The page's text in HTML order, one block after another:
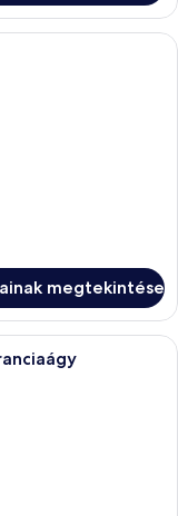
szoba íróasztallal, két
megtekintése
szoba, nagy ablakkal,